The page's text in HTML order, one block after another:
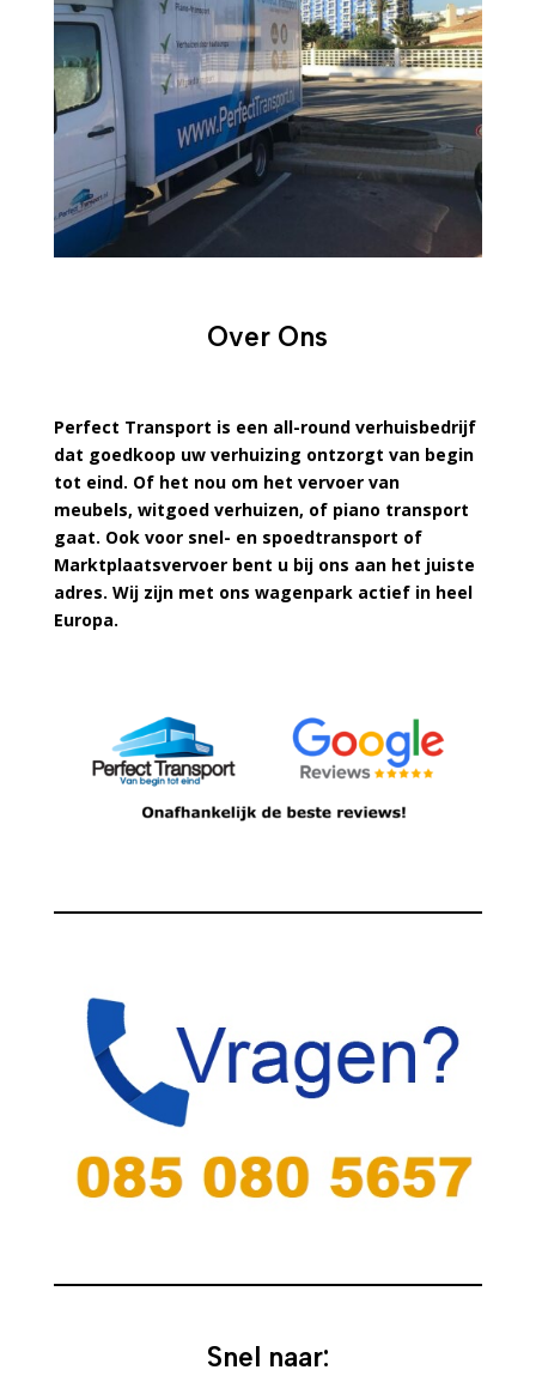
Over Ons
Perfect Transport is een all-round verhuisbedrijf
dat goedkoop uw verhuizing ontzorgt van begin
tot eind. Of het nou om het vervoer van
meubels, witgoed verhuizen, of piano transport
gaat. Ook voor snel- en spoedtransport of
Marktplaatsvervoer bent u bij ons aan het juiste
adres. Wij zijn met ons wagenpark actief in heel
Europa.
Snel naar: